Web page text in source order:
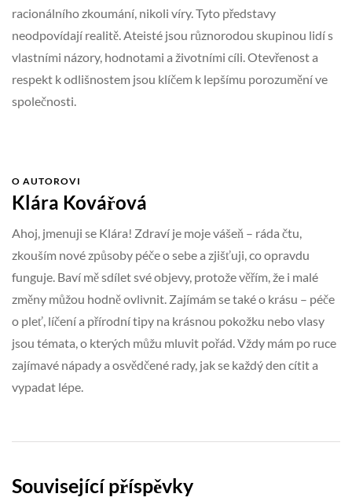
racionálního zkoumání, nikoli víry. Tyto představy
neodpovídají realitě. Ateisté jsou různorodou skupinou lidí s
vlastními názory, hodnotami a životními cíli. Otevřenost a
respekt k odlišnostem jsou klíčem k lepšímu porozumění ve
společnosti.
O AUTOROVI
Klára Kovářová
Ahoj, jmenuji se Klára! Zdraví je moje vášeň – ráda čtu,
zkouším nové způsoby péče o sebe a zjišťuji, co opravdu
funguje. Baví mě sdílet své objevy, protože věřím, že i malé
změny můžou hodně ovlivnit. Zajímám se také o krásu – péče
o pleť, líčení a přírodní tipy na krásnou pokožku nebo vlasy
jsou témata, o kterých můžu mluvit pořád. Vždy mám po ruce
zajímavé nápady a osvědčené rady, jak se každý den cítit a
vypadat lépe.
Související příspěvky